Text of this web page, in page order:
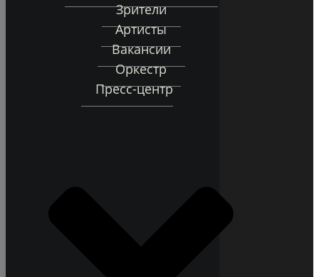
Зрители
Артисты
Вакансии
Оркестр
Пресс-центр